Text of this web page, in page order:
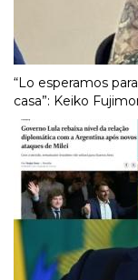
“Lo esperamos
casa”: Keiko